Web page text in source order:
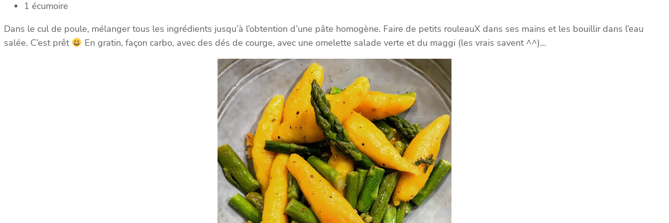
1 écumoire
Dans le cul de poule, mélanger tous les ingrédients jusqu’à l’obtention d’une pâte homogène. Faire de petits rouleauX dans ses mains et les bouillir dans l’eau
salée. C’est prêt
En gratin, façon carbo, avec des dés de courge, avec une omelette salade verte et du maggi (les vrais savent ^^)…